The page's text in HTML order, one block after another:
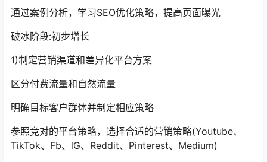
通过案例分析，学习SEO优化策略，提高页面曝光
破冰阶段:初步增长
1)制定营销渠道和差异化平台方案
区分付费流量和自然流量
明确目标客户群体并制定相应策略
参照竞对的平台策略，选择合适的营销策略(Youtube、
TikTok、Fb、lG、Reddit、Pinterest、Medium)